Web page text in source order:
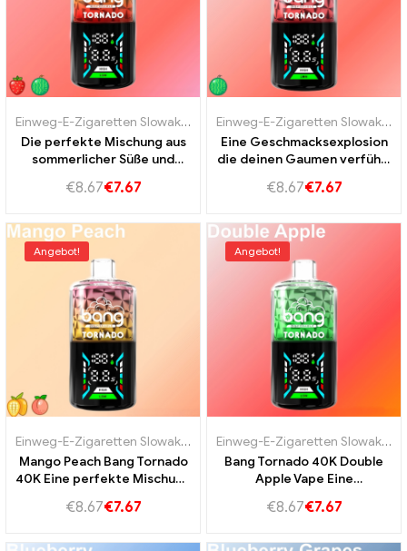
Einweg-E-Zigaretten Slowakei Einweg-E-Zigaretten Slowenien,
Die perfekte Mischung aus
sommerlicher Süße und
Strawberry-Wassermelone
€8.67€7.67
Einweg-E-Zigaretten Slowakei
Eine Geschmacksexplosion
die deinen Gaumen verführt
Strawberry Kiwi
€8.67€7.67
Angebot!
Einweg-E-Zigaretten Slowakei Einweg-E-Zigaretten Slowenien,
Mango Peach Bang Tornado
40K Eine perfekte Mischung
saftigem Pfirsich
€8.67€7.67
Angebot!
Einweg-E-Zigaretten Slowakei
Bang Tornado 40K Double
Apple Vape Eine
echte Vaping-Fans
€8.67€7.67